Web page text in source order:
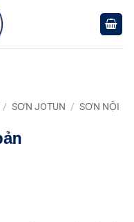
/ SƠN JOTUN / SƠN NỘI